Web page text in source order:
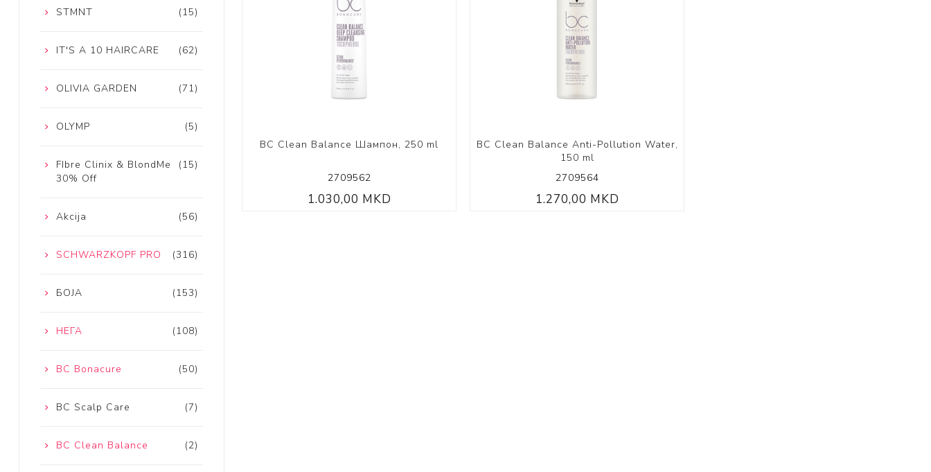
Coily Collection
BC Clean Balance Шампон, 250 ml
2709562
1.030,00 MKD
BC Clean Balance Anti-Pollution Water,
150 ml
2709564
1.270,00 MKD
(15)
STMNT
(62)
IT'S A 10 HAIRCARE
(71)
OLIVIA GARDEN
(5)
OLYMP
(15)
FIbre Clinix & BlondMe
30% Off
(56)
Akcija
(316)
SCHWARZKOPF PRO
(153)
БОЈА
(108)
НЕГА
(50)
BC Bonacure
(7)
BC Scalp Care
(2)
BC Clean Balance